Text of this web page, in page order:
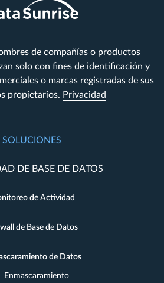
de compañías o productos
solo con fines de identificación y
o marcas registradas de sus
propietarios. Privacidad
SOLUCIONES
DE BASE DE DATOS
de Actividad
de Base de Datos
de Datos
Enmascaramiento